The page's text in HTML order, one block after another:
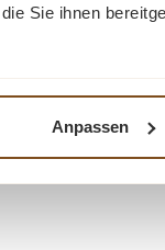
Sie ihnen
Anpassen
an.